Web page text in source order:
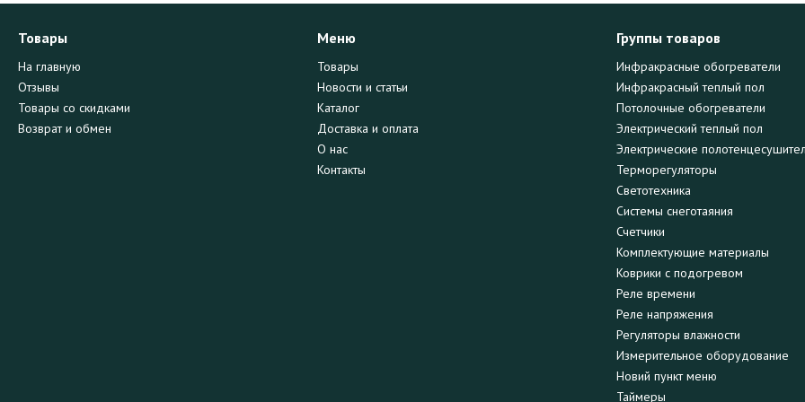
Товары
На главную
Отзывы
Товары со скидками
Возврат и обмен
Меню
Товары
Новости и статьи
Каталог
Доставка и оплата
О нас
Контакты
Группы товаров
Инфракрасные обогреватели
Инфракрасный теплый пол
Потолочные обогреватели
Электрический теплый пол
Электрические
Терморегуляторы
Светотехника
Системы снеготаяния
Счетчики
Комплектующие материалы
Коврики с подогревом
Реле времени
Реле напряжения
Регуляторы влажности
Измерительное оборудование
Новий пункт меню
Таймеры